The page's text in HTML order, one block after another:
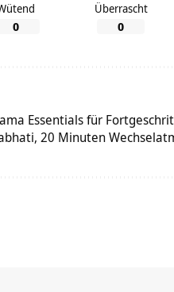
0
Überrascht
0
Essentials für
20 Minuten